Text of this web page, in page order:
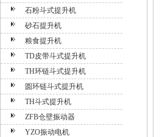
石粉斗式提升机
砂石提升机
粮食提升机
TD皮带斗式提升机
TH环链斗式提升机
圆环链斗式提升机
TH斗式提升机
ZFB仓壁振动器
YZO振动电机